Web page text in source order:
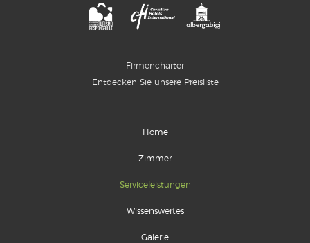
Firmencharter
Entdecken Sie unsere Preisliste
Home
Zimmer
Serviceleistungen
Wissenswertes
Galerie